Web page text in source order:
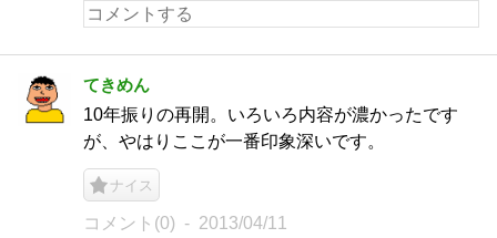
てきめん
10年振りの再開。いろいろ内容が濃かったです
が、やはりここが一番印象深いです。
ナイス
コメント(0) 2013/04/11